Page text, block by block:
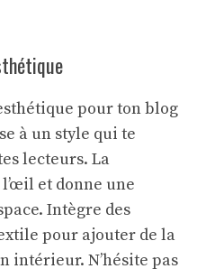
pour ton blog
à un style qui te
lecteurs. La
et donne une
Intègre des
pour ajouter de la
intérieur. N’hésite pas